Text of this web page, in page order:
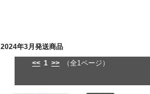
2024年3月発送商品
<< 1 >> （全1ページ）